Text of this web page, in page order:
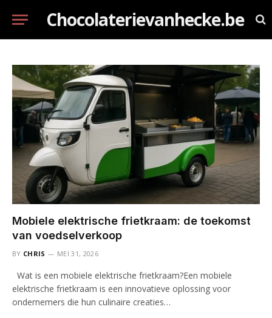
Chocolaterievanhecke.be
Mobiele elektrische frietkraam: de toekomst
van voedselverkoop
BY CHRIS MEI 31, 2026
Wat is een mobiele elektrische frietkraam?Een mobiele
elektrische frietkraam is een innovatieve oplossing voor
ondernemers die hun culinaire creaties…